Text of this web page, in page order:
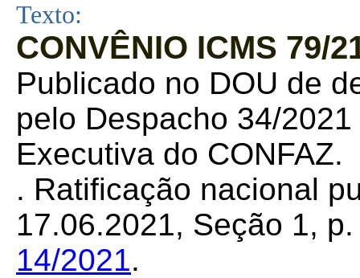
Texto:
CONVÊNIO ICMS 79/
Publicado no DOU de
pelo Despacho 34/
Executiva do CONFAZ.
. Ratificação nacional
17.06.2021, Seção 1,
14/2021.